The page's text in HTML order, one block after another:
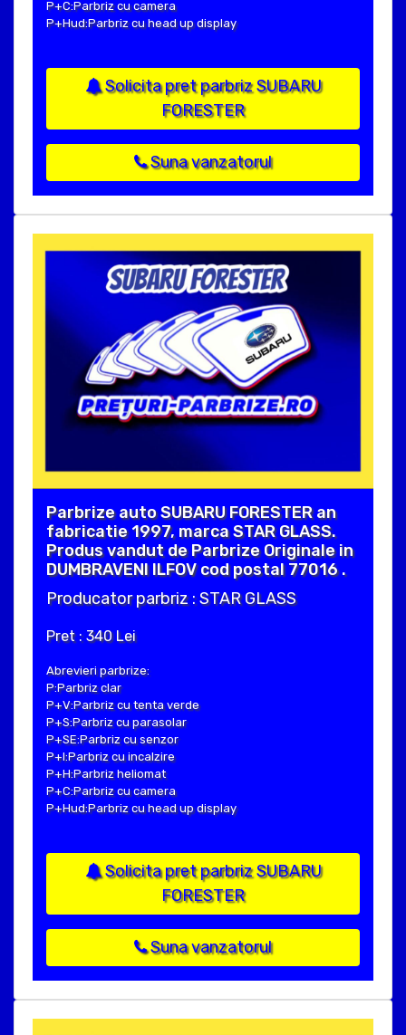
P+C:Parbriz cu camera
P+Hud:Parbriz cu head up display
Solicita pret parbriz SUBARU
FORESTER
Suna vanzatorul
Parbrize auto SUBARU FORESTER an
fabricatie 1997, marca STAR GLASS.
Produs vandut de Parbrize Originale in
DUMBRAVENI ILFOV cod postal 77016 .
Producator parbriz : STAR GLASS
Pret : 340 Lei
Abrevieri parbrize:
P:Parbriz clar
P+V:Parbriz cu tenta verde
P+S:Parbriz cu parasolar
P+SE:Parbriz cu senzor
P+I:Parbriz cu incalzire
P+H:Parbriz heliomat
P+C:Parbriz cu camera
P+Hud:Parbriz cu head up display
Solicita pret parbriz SUBARU
FORESTER
Suna vanzatorul